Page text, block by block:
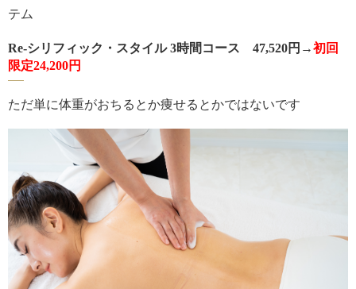
テム
Re-シリフィック・スタイル 3時間コース 47,520円→初回
限定24,200円
ただ単に体重がおちるとか痩せるとかではないです